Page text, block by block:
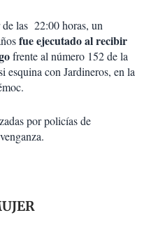
de las 22:00 horas, un
fue ejecutado al recibir
frente al número 152 de la
esquina con Jardineros, en la
por policías de